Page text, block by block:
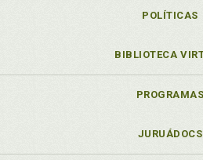
POLÍTICAS
BIBLIOTECA
PROGRAMAS
JURUÁDOCS